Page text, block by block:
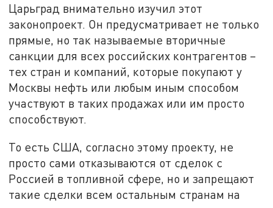
Царьград внимательно изучил этот
законопроект. Он предусматривает не только
прямые, но так называемые вторичные
санкции для всех российских контрагентов –
тех стран и компаний, которые покупают у
Москвы нефть или любым иным способом
участвуют в таких продажах или им просто
способствуют.
То есть США, согласно этому проекту, не
просто сами отказываются от сделок с
Россией в топливной сфере, но и запрещают
такие сделки всем остальным странам на